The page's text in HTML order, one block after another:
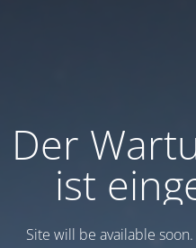
Der
ist
Site will be available soon.